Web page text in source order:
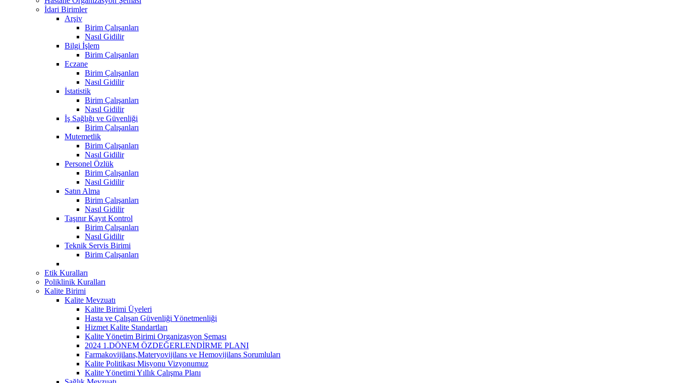
İdari Birimler
Arşiv
Birim Çalışanları
Nasıl Gidilir
Bilgi İşlem
Birim Çalışanları
Eczane
Birim Çalışanları
Nasıl Gidilir
İstatistik
Birim Çalışanları
Nasıl Gidilir
İş Sağlığı ve Güvenliği
Birim Çalışanları
Mutemetlik
Birim Çalışanları
Nasıl Gidilir
Personel Özlük
Birim Çalışanları
Nasıl Gidilir
Satın Alma
Birim Çalışanları
Nasıl Gidilir
Taşınır Kayıt Kontrol
Birim Çalışanları
Nasıl Gidilir
Teknik Servis Birimi
Birim Çalışanları
Etik Kuralları
Poliklinik Kuralları
Kalite Birimi
Kalite Mevzuatı
Kalite Birimi Üyeleri
Hasta ve Çalışan Güvenliği Yönetmenliği
Hizmet Kalite Standartları
Kalite Yönetim Birimi Organizasyon Şeması
2024 1.DÖNEM ÖZDEĞERLENDİRME PLANI
Farmakovijilans,Materyovijilans ve Hemovijilans Sorumluları
Kalite Politikası Misyonu Vizyonumuz
Kalite Yönetimi Yıllık Çalışma Planı